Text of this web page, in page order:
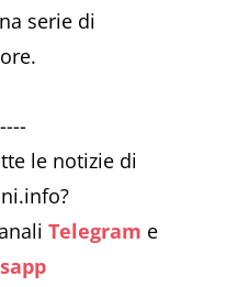
serie di
le notizie di
Telegram e